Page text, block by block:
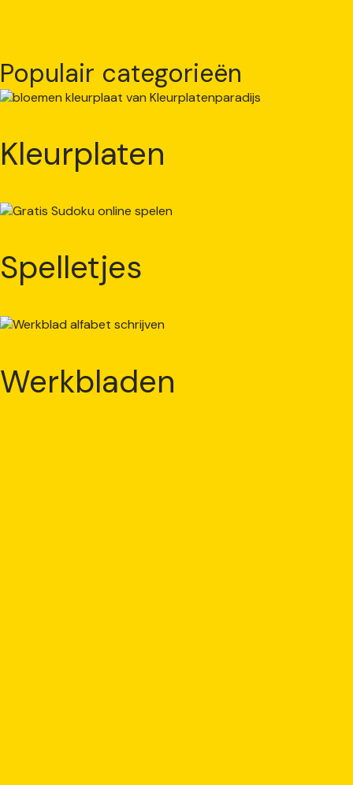
Populair categorieën
Kleurplaten
Spelletjes
Werkbladen